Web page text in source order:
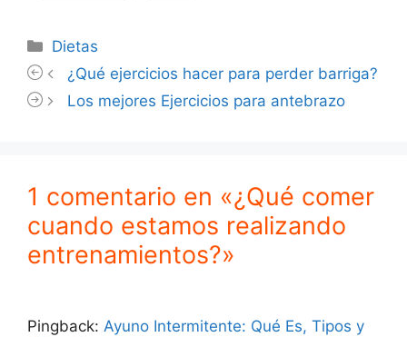
Categorías
Dietas
¿Qué ejercicios hacer para perder barriga?
Los mejores Ejercicios para antebrazo
1 comentario en «¿Qué comer
cuando estamos realizando
entrenamientos?»
Pingback: Ayuno Intermitente: Qué Es, Tipos y